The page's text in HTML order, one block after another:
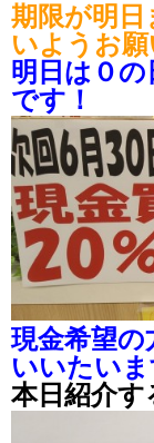
期限が明
いようお願
明日は０
です！
現金希望の
いいたいま
本日紹介す